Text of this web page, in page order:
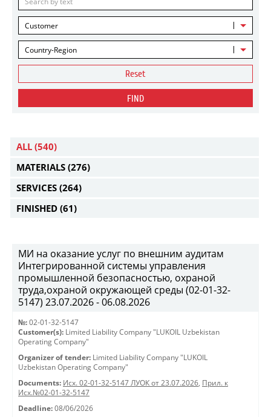
Customer
Country-Region
Reset
FIND
ALL (540)
MATERIALS (276)
SERVICES (264)
FINISHED (61)
МИ на оказание услуг по внешним аудитам
Интегрированной системы управления
промышленной безопасностью, охраной
труда,охраной окружающей среды (02-01-32-
5147) 23.07.2026 - 06.08.2026
№: 02-01-32-5147
Customer(s): Limited Liability Company "LUKOIL Uzbekistan
Operating Company"
Organizer of tender: Limited Liability Company "LUKOIL
Uzbekistan Operating Company"
Documents: Исх. 02-01-32-5147 ЛУОК от 23.07.2026, Прил. к
Исх.№02-01-32-5147
Deadline: 08/06/2026